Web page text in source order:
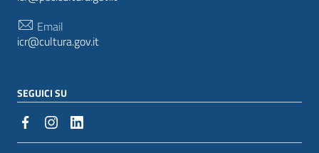
Email
icr@cultura.gov.it
SEGUICI SU